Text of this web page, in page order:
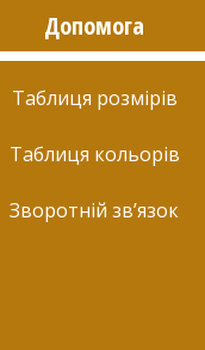
Допомога
Таблиця розмірів
Таблиця кольорів
Зворотній зв’язок